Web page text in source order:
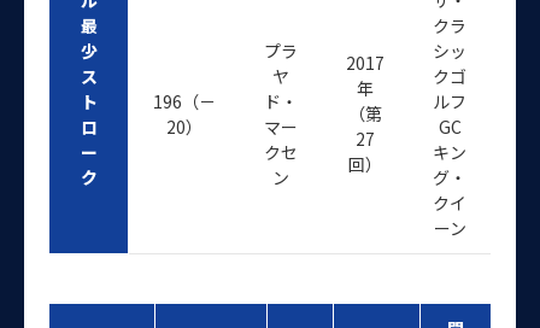
最
少
ス
ト
ロ
ー
ク
196（－
20）
プラ
ヤ
ド・
マー
クセ
ン
2017
年
（第
27
回）
クラ
シッ
クゴ
ルフ
GC
キン
グ・
クイ
ーン